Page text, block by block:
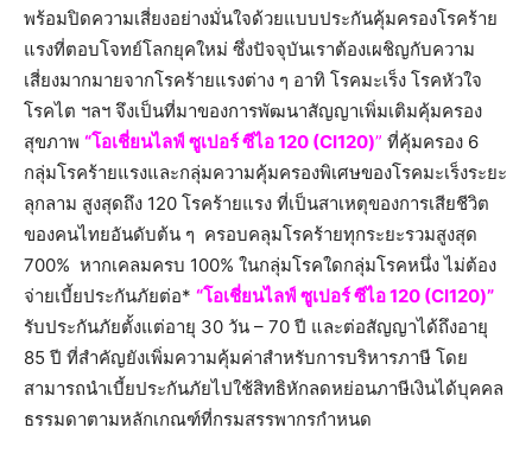
พร้อมปิดความเสี่ยงอย่างมั่นใจด้วยแบบประกันคุ้มครองโรคร้าย
แรงที่ตอบโจทย์โลกยุคใหม่ ซึ่งปัจจุบันเราต้องเผชิญกับความ
เสี่ยงมากมายจากโรคร้ายแรงต่าง ๆ อาทิ โรคมะเร็ง โรคหัวใจ
โรคไต ฯลฯ จึงเป็นที่มาของการพัฒนาสัญญาเพิ่มเติมคุ้มครอง
สุขภาพ “โอเชี่ยนไลฟ์ ซูเปอร์ ซีไอ 120 (CI120)” ที่คุ้มครอง 6
กลุ่มโรคร้ายแรงและกลุ่มความคุ้มครองพิเศษของโรคมะเร็งระยะ
ลุกลาม สูงสุดถึง 120 โรคร้ายแรง ที่เป็นสาเหตุของการเสียชีวิต
ของคนไทยอันดับต้น ๆ ครอบคลุมโรคร้ายทุกระยะรวมสูงสุด
700% หากเคลมครบ 100% ในกลุ่มโรคใดกลุ่มโรคหนึ่ง ไม่ต้อง
จ่ายเบี้ยประกันภัยต่อ* “โอเชี่ยนไลฟ์ ซูเปอร์ ซีไอ 120 (CI120)”
รับประกันภัยตั้งแต่อายุ 30 วัน – 70 ปี และต่อสัญญาได้ถึงอายุ
85 ปี ที่สำคัญยังเพิ่มความคุ้มค่าสำหรับการบริหารภาษี โดย
สามารถนำเบี้ยประกันภัยไปใช้สิทธิหักลดหย่อนภาษีเงินได้บุคคล
ธรรมดาตามหลักเกณฑ์ที่กรมสรรพากรกำหนด